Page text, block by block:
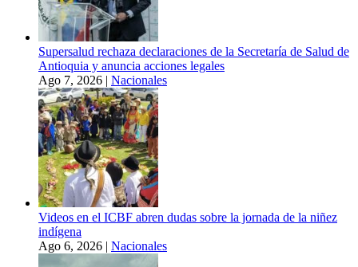
Supersalud rechaza declaraciones de la Secretaría de Salud de
Antioquia y anuncia acciones legales
Ago 7, 2026 | Nacionales
Videos en el ICBF abren dudas sobre la jornada de la niñez
indígena
Ago 6, 2026 | Nacionales